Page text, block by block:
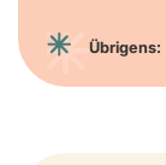
Übrigens: